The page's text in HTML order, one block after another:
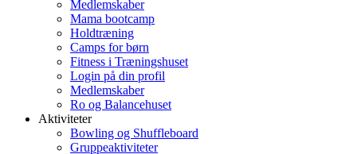
Medlemskaber
Mama bootcamp
Holdtræning
Camps for børn
Fitness i Træningshuset
Login på din profil
Medlemskaber
Ro og Balancehuset
Aktiviteter
Bowling og Shuffleboard
Gruppeaktiviteter